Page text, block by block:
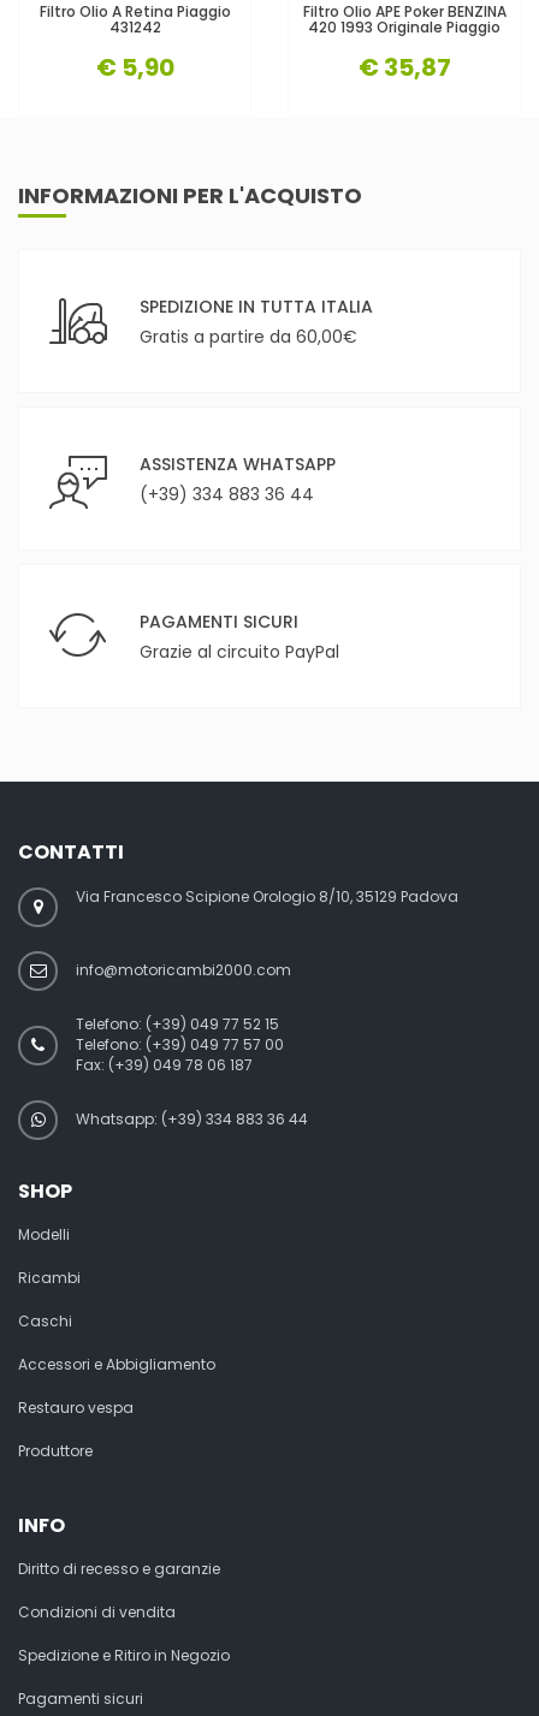
Filtro Olio A Retina Piaggio
431242
€ 5,90
Filtro Olio APE Poker BENZINA
420 1993 Originale Piaggio
€ 35,87
INFORMAZIONI PER L'ACQUISTO
SPEDIZIONE IN TUTTA ITALIA
Gratis a partire da 60,00€
ASSISTENZA WHATSAPP
(+39) 334 883 36 44
PAGAMENTI SICURI
Grazie al circuito PayPal
CONTATTI
Via Francesco Scipione Orologio 8/10, 35129 Padova
info@motoricambi2000.com
Telefono: (+39) 049 77 52 15
Telefono: (+39) 049 77 57 00
Fax: (+39) 049 78 06 187
Whatsapp: (+39) 334 883 36 44
SHOP
Modelli
Ricambi
Caschi
Accessori e Abbigliamento
Restauro vespa
Produttore
INFO
Diritto di recesso e garanzie
Condizioni di vendita
Spedizione e Ritiro in Negozio
Pagamenti sicuri